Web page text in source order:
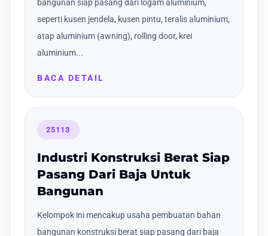
bangunan siap pasang dari logam aluminium,
seperti kusen jendela, kusen pintu, teralis aluminium,
atap aluminium (awning), rolling door, krei
aluminium...
BACA DETAIL
25113
Industri Konstruksi Berat Siap
Pasang Dari Baja Untuk
Bangunan
Kelompok ini mencakup usaha pembuatan bahan
bangunan konstruksi berat siap pasang dari baja